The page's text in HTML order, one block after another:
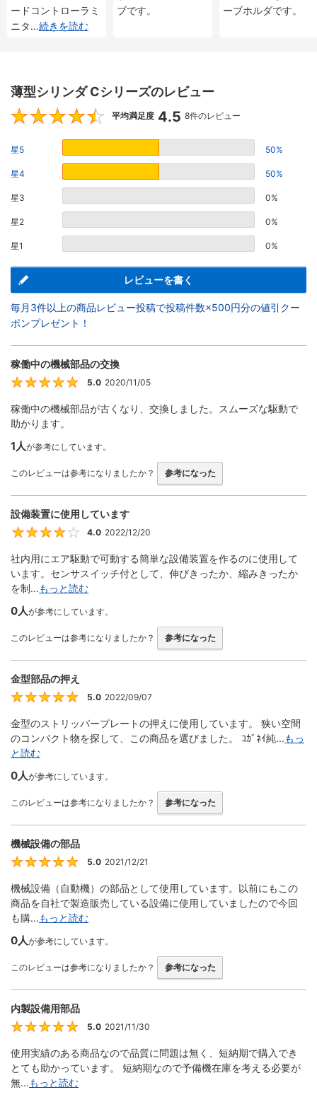
ードコントローラミ
ニタ...続きを読む
ブです。
ーブホルダです。
薄型シリンダ Cシリーズのレビュー
4.5
平均満足度 4.5 8件のレビュー
星5 50%
星4 50%
星3 0%
星2 0%
星1 0%
レビューを書く
毎月3件以上の商品レビュー投稿で投稿件数×500円分の値引クー
ポンプレゼント！
稼働中の機械部品の交換
5
5.0 2020/11/05
稼働中の機械部品が古くなり、交換しました。スムーズな駆動で
助かります。
1人が参考にしています。
このレビューは参考になりましたか？ 参考になった
設備装置に使用しています
4
4.0 2022/12/20
社内用にエア駆動で可動する簡単な設備装置を作るのに使用して
います。センサスイッチ付として、伸びきったか、縮みきったか
を制...もっと読む
0人が参考にしています。
このレビューは参考になりましたか？ 参考になった
金型部品の押え
5
5.0 2022/09/07
金型のストリッパープレートの押えに使用しています。 狭い空間
のコンパクト物を探して、この商品を選びました。 ｺｶﾞﾈｲ純...もっ
と読む
0人が参考にしています。
このレビューは参考になりましたか？ 参考になった
機械設備の部品
5.0 2021/12/21
機械設備（自動機）の部品として使用しています。以前にもこの
商品を自社で製造販売している設備に使用していましたので今回
も購...もっと読む
0人が参考にしています。
このレビューは参考になりましたか？ 参考になった
内製設備用部品
5.0 2021/11/30
使用実績のある商品なので品質に問題は無く、短納期で購入でき
とても助かっています。 短納期なので予備機在庫を考える必要が
無...もっと読む